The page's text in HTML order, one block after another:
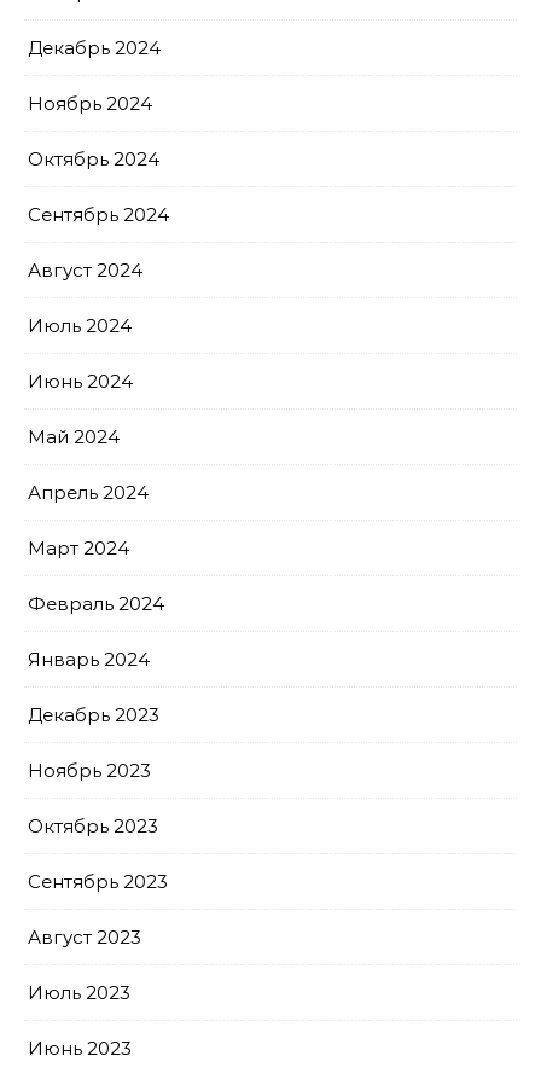
Декабрь 2024
Ноябрь 2024
Октябрь 2024
Сентябрь 2024
Август 2024
Июль 2024
Июнь 2024
Май 2024
Апрель 2024
Март 2024
Февраль 2024
Январь 2024
Декабрь 2023
Ноябрь 2023
Октябрь 2023
Сентябрь 2023
Август 2023
Июль 2023
Июнь 2023